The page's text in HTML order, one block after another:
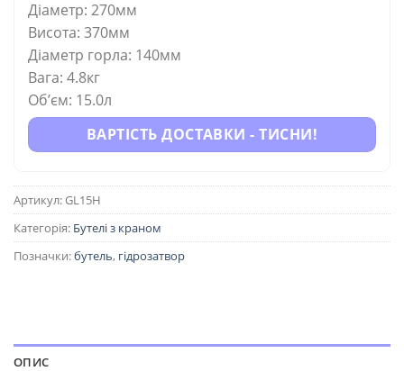
Діаметр: 270мм
Висота: 370мм
Діаметр горла: 140мм
Вага: 4.8кг
Об’єм: 15.0л
ВАРТІСТЬ ДОСТАВКИ - ТИСНИ!
Артикул:GL15H
Категорія: Бутелі з краном
Позначки:бутель, гідрозатвор
ОПИС